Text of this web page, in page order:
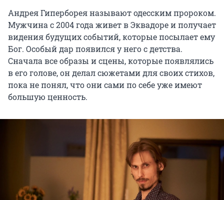
Андрея Гиперборея называют одесским пророком.
Мужчина с 2004 года живет в Эквадоре и получает
видения будущих событий, которые посылает ему
Бог. Особый дар появился у него с детства.
Сначала все образы и сцены, которые появлялись
в его голове, он делал сюжетами для своих стихов,
пока не понял, что они сами по себе уже имеют
большую ценность.